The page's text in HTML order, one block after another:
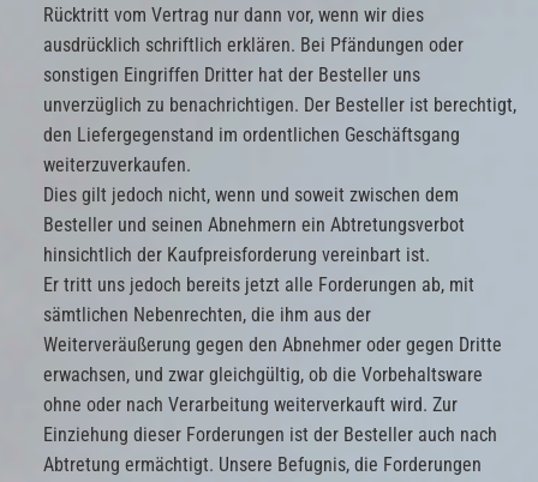
Rücktritt vom Vertrag nur dann vor, wenn wir dies
ausdrücklich schriftlich erklären. Bei Pfändungen oder
sonstigen Eingriffen Dritter hat der Besteller uns
unverzüglich zu benachrichtigen. Der Besteller ist berechtigt,
den Liefergegenstand im ordentlichen Geschäftsgang
weiterzuverkaufen.
Dies gilt jedoch nicht, wenn und soweit zwischen dem
Besteller und seinen Abnehmern ein Abtretungsverbot
hinsichtlich der Kaufpreisforderung vereinbart ist.
Er tritt uns jedoch bereits jetzt alle Forderungen ab, mit
sämtlichen Nebenrechten, die ihm aus der
Weiterveräußerung gegen den Abnehmer oder gegen Dritte
erwachsen, und zwar gleichgültig, ob die Vorbehaltsware
ohne oder nach Verarbeitung weiterverkauft wird. Zur
Einziehung dieser Forderungen ist der Besteller auch nach
Abtretung ermächtigt. Unsere Befugnis, die Forderungen